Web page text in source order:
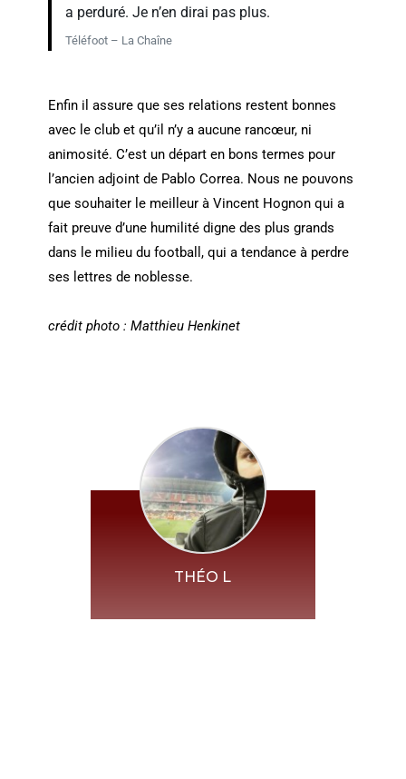
a perduré. Je n’en dirai pas plus.
Téléfoot – La Chaîne
Enfin il assure que ses relations restent bonnes
avec le club et qu’il n’y a aucune rancœur, ni
animosité. C’est un départ en bons termes pour
l’ancien adjoint de Pablo Correa. Nous ne pouvons
que souhaiter le meilleur à Vincent Hognon qui a
fait preuve d’une humilité digne des plus grands
dans le milieu du football, qui a tendance à perdre
ses lettres de noblesse.
crédit photo : Matthieu Henkinet
THÉO L